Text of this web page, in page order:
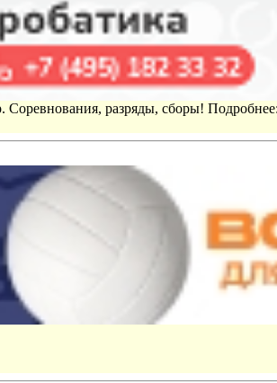
Соревнования, разряды, сборы!